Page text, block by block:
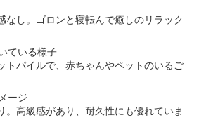
なし。ゴロンと寝転んで癒しのリラック
トパイルで、赤ちゃんやペットのいるご
。高級感があり、耐久性にも優れていま